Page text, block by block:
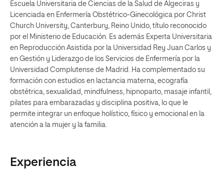
Escuela Universitaria de Ciencias de la Salud de Algeciras y
Licenciada en Enfermería Obstétrico-Ginecológica por Christ
Church University, Canterbury, Reino Unido, título reconocido
por el Ministerio de Educación. Es además Experta Universitaria
en Reproducción Asistida por la Universidad Rey Juan Carlos y
en Gestión y Liderazgo de los Servicios de Enfermería por la
Universidad Complutense de Madrid. Ha complementado su
formación con estudios en lactancia materna, ecografía
obstétrica, sexualidad, mindfulness, hipnoparto, masaje infantil,
pilates para embarazadas y disciplina positiva, lo que le
permite integrar un enfoque holístico, físico y emocional en la
atención a la mujer y la familia.
Experiencia